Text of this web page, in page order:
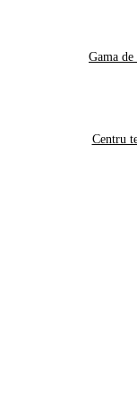
Gama de
Centru